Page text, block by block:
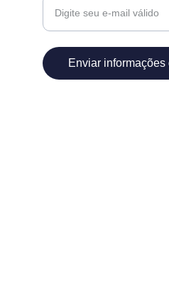
Enviar informações